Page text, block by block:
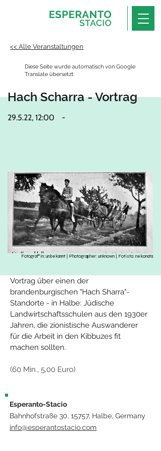
<< Alle Veranstaltungen
Diese Seite wurde automatisch von Google
Translate übersetzt
29.5.22, 12:00 -
Fotograf*in: unbekannt | Photographer: unknown | Fotisto: nekonata
Hach Scharra - Vortrag
Vortrag über einen der
brandenburgischen "Hach Sharra"-
Standorte - in Halbe: Jüdische
Landwirtschaftsschulen aus den 1930er
Jahren, die zionistische Auswanderer
für die Arbeit in den Kibbuzes fit
machen sollten.
(60 Min., 5,00 Euro)
Esperanto-Stacio
Bahnhofstraße 30, 15757, Halbe, Germany
info@esperantostacio.com